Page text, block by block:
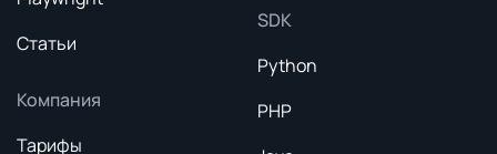
Статьи
Компания
Тарифы
SDK
Python
PHP